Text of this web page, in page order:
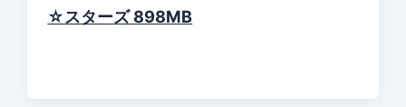
☆スターズ 898MB